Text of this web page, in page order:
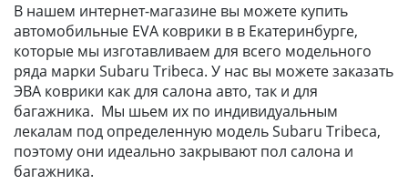
В нашем интернет-магазине вы можете купить
автомобильные EVA коврики в в Екатеринбурге,
которые мы изготавливаем для всего модельного
ряда марки Subaru Tribeca. У нас вы можете заказать
ЭВА коврики как для салона авто, так и для
багажника. Мы шьем их по индивидуальным
лекалам под определенную модель Subaru Tribeca,
поэтому они идеально закрывают пол салона и
багажника.